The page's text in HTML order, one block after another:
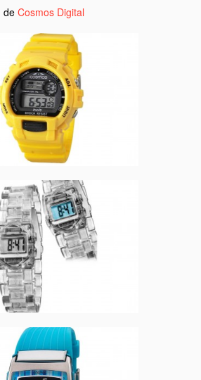
de Cosmos Digital